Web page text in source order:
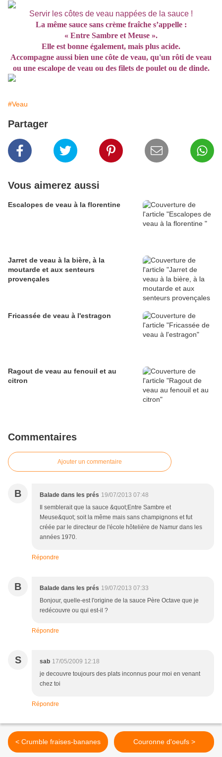
Servir les côtes de veau nappées de la sauce !
La même sauce sans crème fraîche s’appelle :
« Entre Sambre et Meuse ».
Elle est bonne également, mais plus acide.
Accompagne aussi bien une côte de veau, qu'un rôti de veau
ou une escalope de veau ou des filets de poulet ou de dinde.
#Veau
Partager
Vous aimerez aussi
Escalopes de veau à la florentine
Jarret de veau à la bière, à la
moutarde et aux senteurs
provençales
Fricassée de veau à l'estragon
Ragout de veau au fenouil et au
citron
Commentaires
Ajouter un commentaire
B Balade dans les prés 19/07/2013 07:48
Il semblerait que la sauce &quot;Entre Sambre et
Meuse&quot; soit la même mais sans champignons et fut
créée par le directeur de l'école hôtelière de Namur dans les
années 1970.
Répondre
B Balade dans les prés 19/07/2013 07:33
Bonjour, quelle-est l'origine de la sauce Père Octave que je
redécouvre ou qui est-il ?
Répondre
S sab 17/05/2009 12:18
je decouvre toujours des plats inconnus pour moi en venant
chez toi
Répondre
< Crumble fraises-bananes Couronne d'oeufs >